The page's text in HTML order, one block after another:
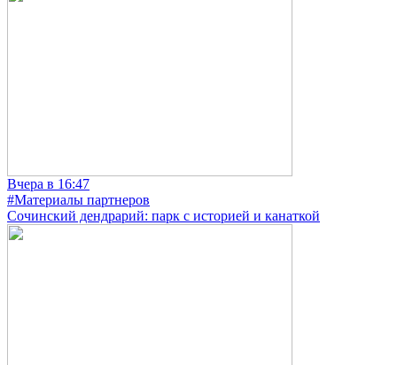
Вчера в 16:47
#Материалы партнеров
Сочинский дендрарий: парк с историей и канаткой